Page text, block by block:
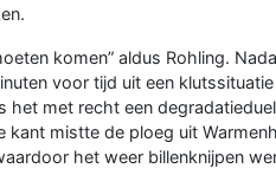
komen” aldus Rohling.
voor tijd uit een
met recht een
mistte de ploeg uit
het weer billenknijpen